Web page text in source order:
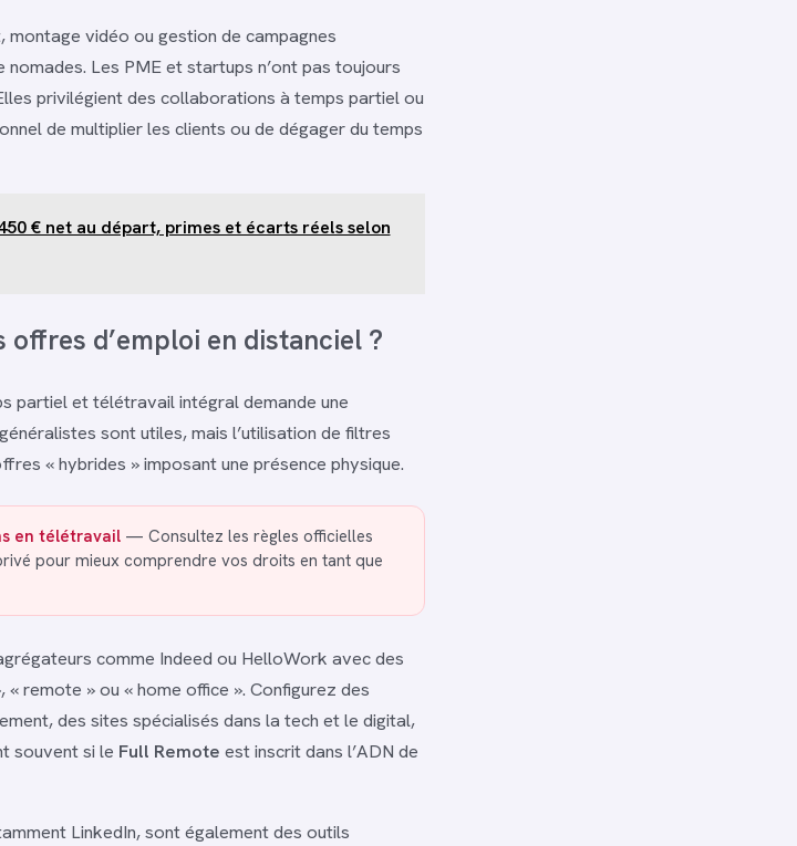
montage vidéo ou gestion de campagnes
Les PME et startups n’ont pas toujours
privilégient des collaborations à temps partiel ou
de multiplier les clients ou de dégager du temps
€ net au départ, primes et écarts réels selon
d’emploi en distanciel ?
partiel et télétravail intégral demande une
sont utiles, mais l’utilisation de filtres
« hybrides » imposant une présence physique.
en télétravail — Consultez les règles officielles
pour mieux comprendre vos droits en tant que
comme Indeed ou HelloWork avec des
remote » ou « home office ». Configurez des
des sites spécialisés dans la tech et le digital,
souvent si le Full Remote est inscrit dans l’ADN de
LinkedIn, sont également des outils